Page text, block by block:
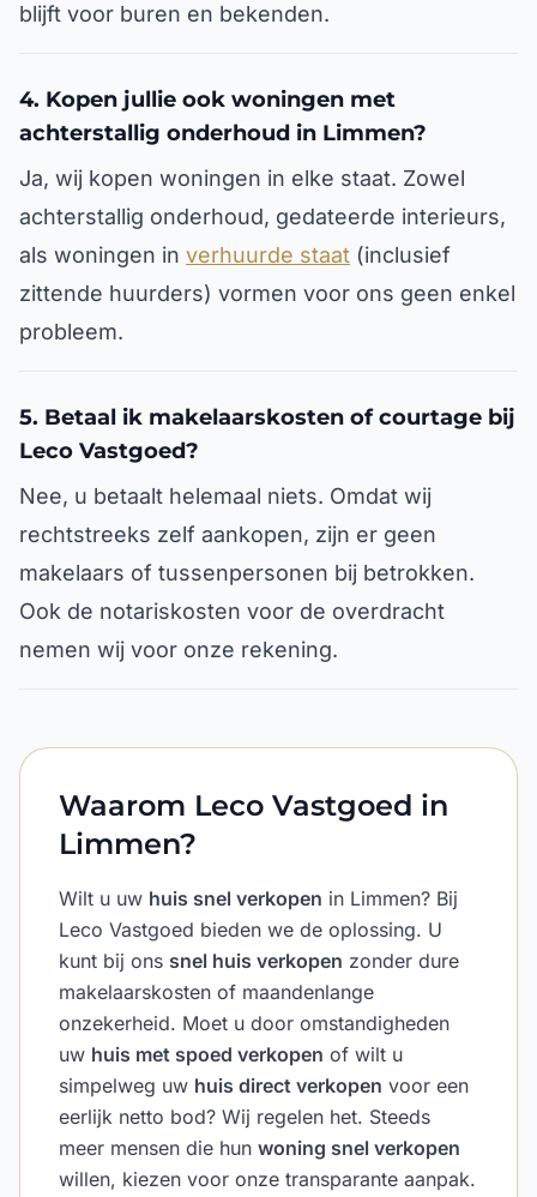
blijft voor buren en bekenden.
4. Kopen jullie ook woningen met
achterstallig onderhoud in Limmen?
Ja, wij kopen woningen in elke staat. Zowel
achterstallig onderhoud, gedateerde interieurs,
als woningen in verhuurde staat (inclusief
zittende huurders) vormen voor ons geen enkel
probleem.
5. Betaal ik makelaarskosten of courtage bij
Leco Vastgoed?
Nee, u betaalt helemaal niets. Omdat wij
rechtstreeks zelf aankopen, zijn er geen
makelaars of tussenpersonen bij betrokken.
Ook de notariskosten voor de overdracht
nemen wij voor onze rekening.
Waarom Leco Vastgoed in
Limmen?
Wilt u uw huis snel verkopen in Limmen? Bij
Leco Vastgoed bieden we de oplossing. U
kunt bij ons snel huis verkopen zonder dure
makelaarskosten of maandenlange
onzekerheid. Moet u door omstandigheden
uw huis met spoed verkopen of wilt u
simpelweg uw huis direct verkopen voor een
eerlijk netto bod? Wij regelen het. Steeds
meer mensen die hun woning snel verkopen
willen, kiezen voor onze transparante aanpak.